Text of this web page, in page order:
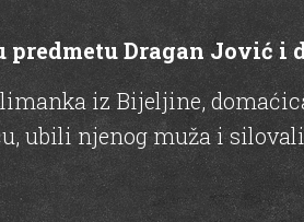
predmetu Dragan Jović i
iz Bijeljine,
ubili njenog muža i